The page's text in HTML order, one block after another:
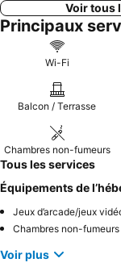
Voir tous
Principaux
Wi-Fi
Balcon / Terrasse
Chambres non-fumeurs
Tous les services
Équipements de
Jeux d’arcade/jeux
Chambres non-fumeurs
Voir plus